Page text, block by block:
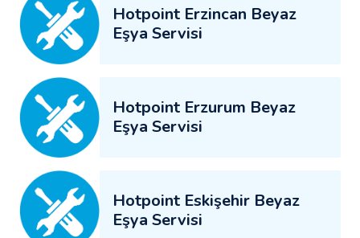
Hotpoint Erzincan Beyaz
Eşya Servisi
Hotpoint Erzurum Beyaz
Eşya Servisi
Hotpoint Eskişehir Beyaz
Eşya Servisi